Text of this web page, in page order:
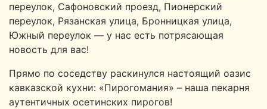
переулок, Сафоновский проезд, Пионерский
переулок, Рязанская улица, Бронницкая улица,
Южный переулок — у нас есть потрясающая
новость для вас!
Прямо по соседству раскинулся настоящий оазис
кавказской кухни: «Пирогомания» – наша пекарня
аутентичных осетинских пирогов!